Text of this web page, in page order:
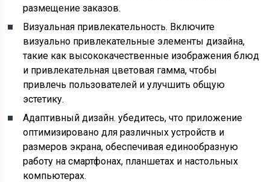
размещение заказов.
Визуальная привлекательность. Включите
визуально привлекательные элементы дизайна,
такие как высококачественные изображения блюд
и привлекательная цветовая гамма, чтобы
привлечь пользователей и улучшить общую
эстетику.
Адаптивный дизайн. убедитесь, что приложение
оптимизировано для различных устройств и
размеров экрана, обеспечивая единообразную
работу на смартфонах, планшетах и настольных
компьютерах.